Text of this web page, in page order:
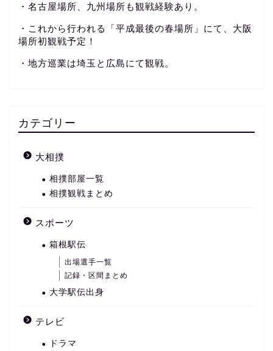
・名古屋場所、九州場所も観戦経験あり。
・これから行われる「平成最後の春場所」にて、大阪
場所初観戦予定！
・地方巡業は埼玉と広島にて観戦。
カテゴリー
大相撲
相撲部屋一覧
相撲観戦まとめ
スポーツ
箱根駅伝
出場選手一覧
記録・区間まとめ
大学駅伝出身
テレビ
ドラマ